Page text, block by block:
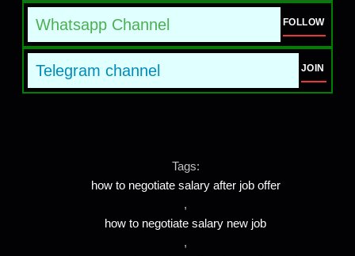
Whatsapp Channel FOLLOW
Telegram channel JOIN
Tags:
how to negotiate salary after job offer
,
how to negotiate salary new job
,